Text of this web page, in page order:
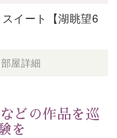
イート【湖眺望6
屋詳細
どの作品を巡
を